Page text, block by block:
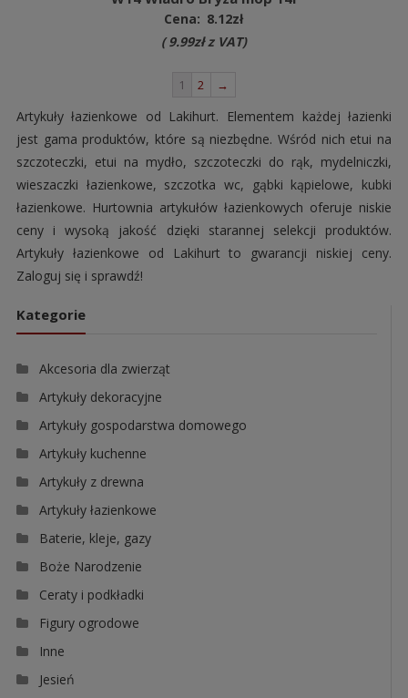
Cena: 8.12zł
( 9.99złz VAT)
1 2 →
Artykuły łazienkowe od Lakihurt. Elementem każdej łazienki
jest gama produktów, które są niezbędne. Wśród nich etui na
szczoteczki, etui na mydło, szczoteczki do rąk, mydelniczki,
wieszaczki łazienkowe, szczotka wc, gąbki kąpielowe, kubki
łazienkowe. Hurtownia artykułów łazienkowych oferuje niskie
ceny i wysoką jakość dzięki starannej selekcji produktów.
Artykuły łazienkowe od Lakihurt to gwarancji niskiej ceny.
Zaloguj się i sprawdź!
Kategorie
Akcesoria dla zwierząt
Artykuły dekoracyjne
Artykuły gospodarstwa domowego
Artykuły kuchenne
Artykuły z drewna
Artykuły łazienkowe
Baterie, kleje, gazy
Boże Narodzenie
Ceraty i podkładki
Figury ogrodowe
Inne
Jesień